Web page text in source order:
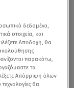
δεδομένα,
στοιχεία, και
Αποδοχή, θα
παρακάτω,
τα
Απόρριψη όλων
θα